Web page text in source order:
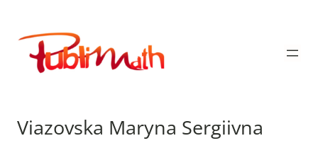
contenu
Publimath
Viazovska Maryna Sergiivna